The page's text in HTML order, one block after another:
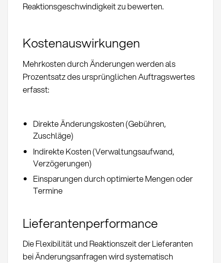
Reaktionsgeschwindigkeit zu bewerten.
Kostenauswirkungen
Mehrkosten durch Änderungen werden als
Prozentsatz des ursprünglichen Auftragswertes
erfasst:
Direkte Änderungskosten (Gebühren,
Zuschläge)
Indirekte Kosten (Verwaltungsaufwand,
Verzögerungen)
Einsparungen durch optimierte Mengen oder
Termine
Lieferantenperformance
Die Flexibilität und Reaktionszeit der Lieferanten
bei Änderungsanfragen wird systematisch